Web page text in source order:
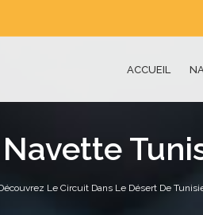
ACCUEIL
Le Circuit Dans Le Désert De